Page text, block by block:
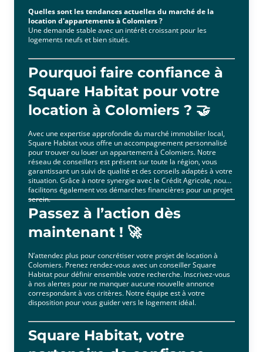
Quelles sont les tendances actuelles du marché de la
location d'appartements à Colomiers ?
Une demande stable avec un intérêt croissant pour les
logements neufs et bien situés.
Pourquoi faire confiance à
Square Habitat pour votre
location à Colomiers ? 🤝
Avec une expertise approfondie du marché immobilier local,
Square Habitat vous offre un accompagnement personnalisé
pour trouver ou louer un appartement à Colomiers. Notre
réseau de conseillers est présent sur toute la région, vous
garantissant un suivi de qualité et des conseils adaptés à votre
situation. Grâce à notre synergie avec le Crédit Agricole, nous
facilitons également vos démarches financières pour un projet
serein.
Passez à l’action dès
maintenant ! 🚀
N’attendez plus pour concrétiser votre projet de location à
Colomiers. Prenez rendez-vous avec un conseiller Square
Habitat pour définir ensemble votre recherche. Inscrivez-vous
à nos alertes pour ne manquer aucune nouvelle annonce
correspondant à vos critères. Notre équipe est à votre
disposition pour vous guider vers le logement idéal.
Square Habitat, votre